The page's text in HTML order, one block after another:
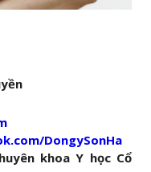
DongySonHa
khoa Y học Cổ